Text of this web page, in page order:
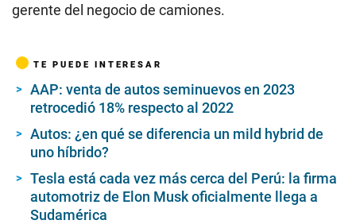
gerente del negocio de camiones.
TE PUEDE INTERESAR
AAP: venta de autos seminuevos en 2023
retrocedió 18% respecto al 2022
Autos: ¿en qué se diferencia un mild hybrid de
uno híbrido?
Tesla está cada vez más cerca del Perú: la firma
automotriz de Elon Musk oficialmente llega a
Sudamérica